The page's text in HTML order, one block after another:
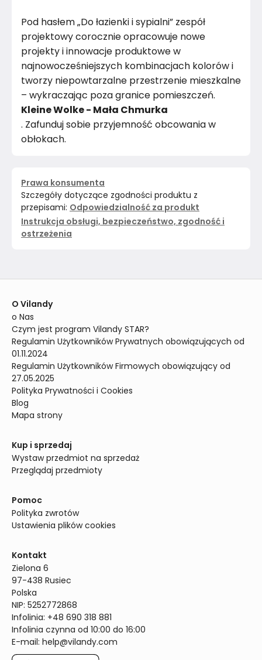
Pod hasłem „Do łazienki i sypialni” zespół
projektowy corocznie opracowuje nowe
projekty i innowacje produktowe w
najnowocześniejszych kombinacjach kolorów i
tworzy niepowtarzalne przestrzenie mieszkalne
– wykraczając poza granice pomieszczeń.
Kleine Wolke - Mała Chmurka
. Zafunduj sobie przyjemność obcowania w
obłokach.
Prawa konsumenta
Szczegóły dotyczące zgodności produktu z
przepisami: Odpowiedzialność za produkt
Instrukcja obsługi, bezpieczeństwo, zgodność i
ostrzeżenia
O Vilandy
o Nas
Czym jest program Vilandy STAR?
Regulamin Użytkowników Prywatnych obowiązujących od
01.11.2024
Regulamin Użytkowników Firmowych obowiązujący od
27.05.2025
Polityka Prywatności i Cookies
Blog
Mapa strony
Kup i sprzedaj
Wystaw przedmiot na sprzedaż
Przeglądaj przedmioty
Pomoc
Polityka zwrotów
Ustawienia plików cookies
Kontakt
Zielona 6
97-438 Rusiec
Polska
NIP: 5252772868
Infolinia: +48 690 318 881
Infolinia czynna od 10:00 do 16:00
E-mail: help@vilandy.com